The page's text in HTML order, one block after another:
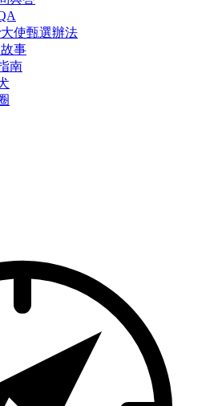
大使甄選辦法
事
南